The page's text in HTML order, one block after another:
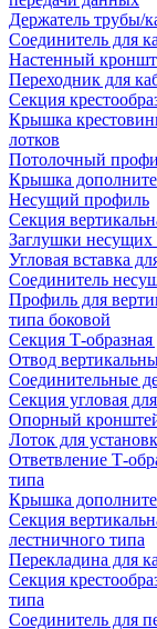
Держатель трубы/
Соединитель для
Настенный
Переходник для
Секция
Крышка
лотков
Потолочный
Крышка
Несущий профиль
Секция
Заглушки
Угловая вставка
Соединитель
Профиль для
типа боковой
Секция Т-образная
Отвод
Соединительные
Секция угловая
Опорный
Лоток для
Ответвление Т-
типа
Крышка
Секция
лестничного типа
Перекладина для
Секция
типа
Соединитель для